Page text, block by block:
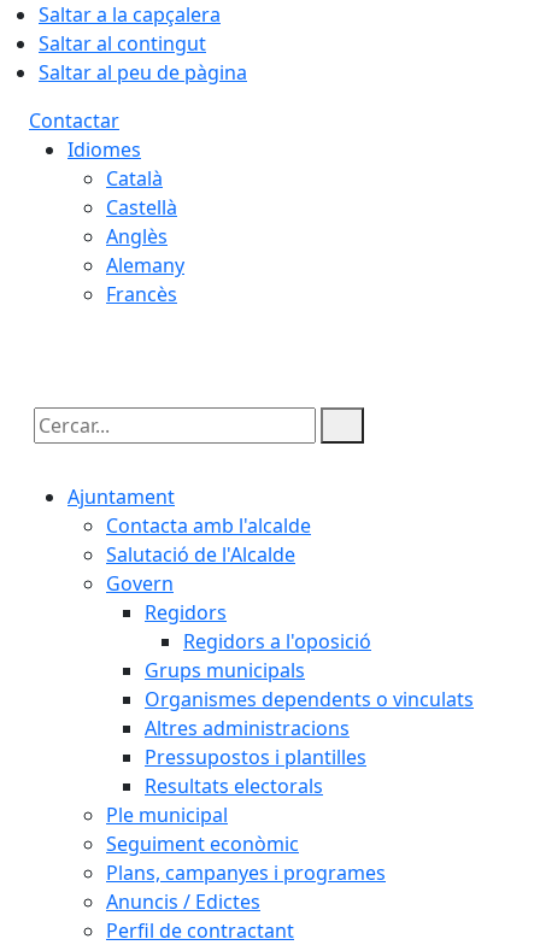
Saltar a la capçalera
Saltar al contingut
Saltar al peu de pàgina
Contactar
Idiomes
Català
Castellà
Anglès
Alemany
Francès
Cercar:
Ajuntament
Contacta amb l'alcalde
Salutació de l'Alcalde
Govern
Regidors
Regidors a l'oposició
Grups municipals
Organismes dependents o vinculats
Altres administracions
Pressupostos i plantilles
Resultats electorals
Ple municipal
Seguiment econòmic
Plans, campanyes i programes
Anuncis / Edictes
Perfil de contractant